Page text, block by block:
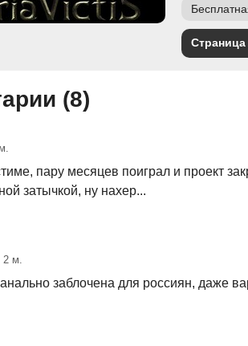
(8)
пару месяцев поиграл и проект
затычкой, ну нахер...
2 м.
заблочена для россиян, даже